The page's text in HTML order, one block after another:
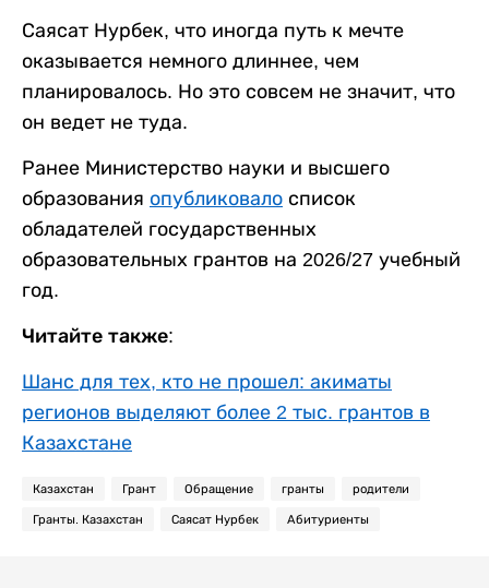
Саясат Нурбек, что иногда путь к мечте
оказывается немного длиннее, чем
планировалось. Но это совсем не значит, что
он ведет не туда.
Ранее Министерство науки и высшего
образования опубликовало список
обладателей государственных
образовательных грантов на 2026/27 учебный
год.
Читайте также:
Шанс для тех, кто не прошел: акиматы
регионов выделяют более 2 тыс. грантов в
Казахстане
Казахстан Грант Обращение гранты родители
Гранты. Казахстан Саясат Нурбек Абитуриенты